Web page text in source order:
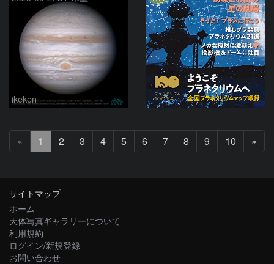
ikeken
« 1 2 3 4 5 6 7 8 9 10 »
へ
サイトマップ
ホーム
天体写真ギャラリーについて
利用規約
ログイン/新規登録
お問い合わせ